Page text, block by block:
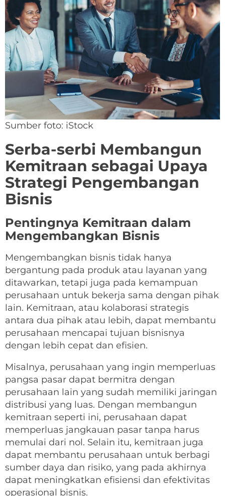
Sumber foto: iStock
Serba-serbi Membangun
Kemitraan sebagai Upaya
Strategi Pengembangan
Bisnis
Pentingnya Kemitraan dalam
Mengembangkan Bisnis
Mengembangkan bisnis tidak hanya
bergantung pada produk atau layanan yang
ditawarkan, tetapi juga pada kemampuan
perusahaan untuk bekerja sama dengan pihak
lain. Kemitraan, atau kolaborasi strategis
antara dua pihak atau lebih, dapat membantu
perusahaan mencapai tujuan bisnisnya
dengan lebih cepat dan efisien.
Misalnya, perusahaan yang ingin memperluas
pangsa pasar dapat bermitra dengan
perusahaan lain yang sudah memiliki jaringan
distribusi yang luas. Dengan membangun
kemitraan seperti ini, perusahaan dapat
memperluas jangkauan pasar tanpa harus
memulai dari nol. Selain itu, kemitraan juga
dapat membantu perusahaan untuk berbagi
sumber daya dan risiko, yang pada akhirnya
dapat meningkatkan efisiensi dan efektivitas
operasional bisnis.